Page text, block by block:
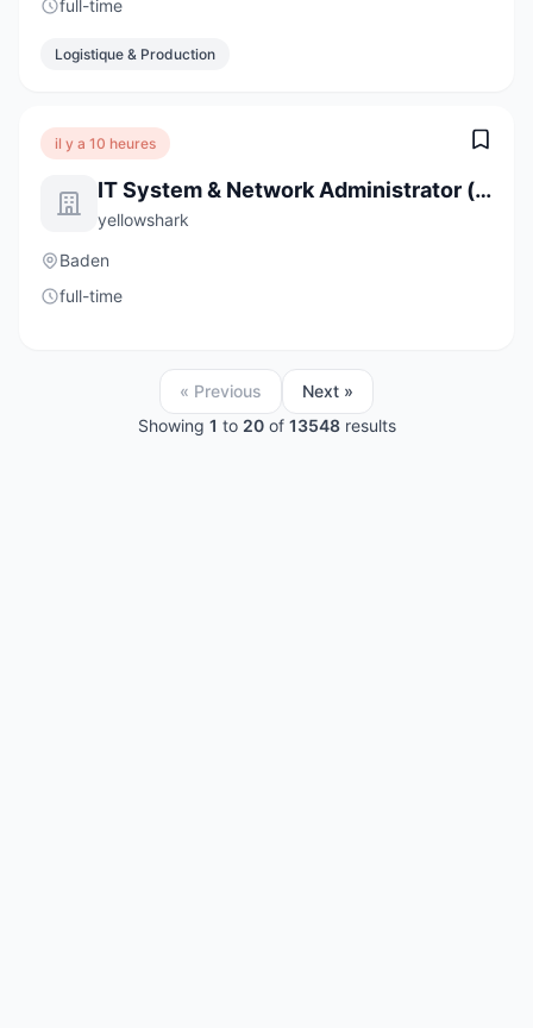
full-time
Logistique & Production
il y a 10 heures
IT System & Network Administrator (m/w) 80-100%
yellowshark
Baden
full-time
« Previous
Next »
Showing 1 to 20of 13548results